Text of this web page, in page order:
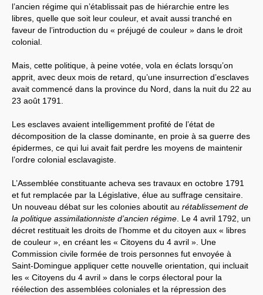
l’ancien régime qui n’établissait pas de hiérarchie entre les
libres, quelle que soit leur couleur, et avait aussi tranché en
faveur de l’introduction du « préjugé de couleur » dans le droit
colonial.
Mais, cette politique, à peine votée, vola en éclats lorsqu’on
apprit, avec deux mois de retard, qu’une insurrection d’esclaves
avait commencé dans la province du Nord, dans la nuit du 22 au
23 août 1791.
Les esclaves avaient intelligemment profité de l’état de
décomposition de la classe dominante, en proie à sa guerre des
épidermes, ce qui lui avait fait perdre les moyens de maintenir
l’ordre colonial esclavagiste.
L’Assemblée constituante acheva ses travaux en octobre 1791
et fut remplacée par la Législative, élue au suffrage censitaire.
Un nouveau débat sur les colonies aboutit au rétablissement de
la politique assimilationniste d’ancien régime . Le 4 avril 1792, un
décret restituait les droits de l’homme et du citoyen aux « libres
de couleur », en créant les « Citoyens du 4 avril ». Une
Commission civile formée de trois personnes fut envoyée à
Saint-Domingue appliquer cette nouvelle orientation, qui incluait
les « Citoyens du 4 avril » dans le corps électoral pour la
réélection des assemblées coloniales et la répression des